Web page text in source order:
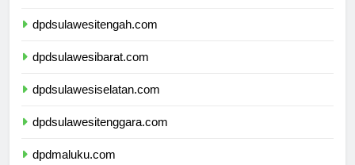
dpdsulawesitengah.com
dpdsulawesibarat.com
dpdsulawesiselatan.com
dpdsulawesitenggara.com
dpdmaluku.com